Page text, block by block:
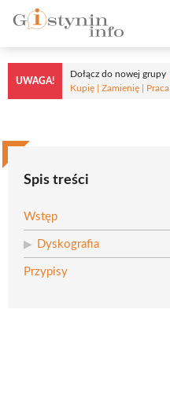
Przejdź
treści
UWAGA!
Dołącz do nowej grupy
Kupię | Zamienię | Praca
Spis treści
Wstęp
Dyskografia
Przypisy